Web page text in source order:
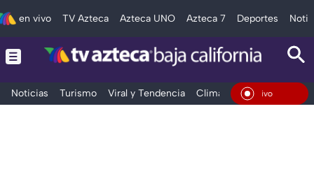
en vivo TV Azteca Azteca UNO Azteca 7 Deportes
Noticias Turismo Viral y Tendencia Clima Deportes
En Vivo